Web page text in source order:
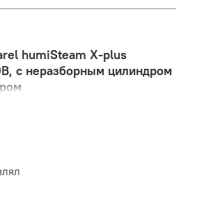
humiSteam X-plus
с неразборным цилиндром
который
X-plus. Это передовые
X-plus UE001XD0E1